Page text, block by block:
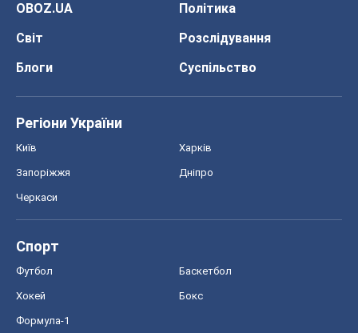
OBOZ.UA
Політика
Світ
Розслідування
Блоги
Суспільство
Регіони України
Київ Харків
Запоріжжя Дніпро
Черкаси
Спорт
Футбол Баскетбол
Хокей Бокс
Формула-1